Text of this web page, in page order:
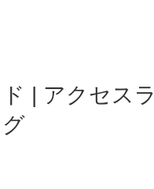
ド | アクセスラ